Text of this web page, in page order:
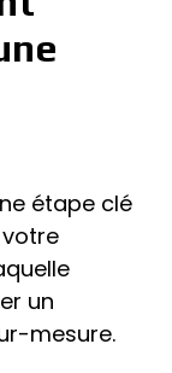
étape clé
un
mesure.